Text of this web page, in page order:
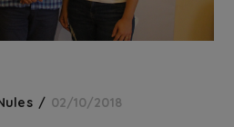
02/10/2018